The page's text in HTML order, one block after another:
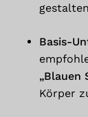
Basis-
„Blauen
Körper